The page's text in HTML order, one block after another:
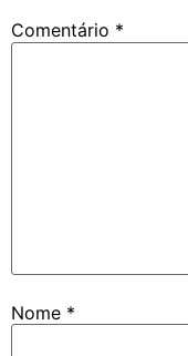
Comentário *
Nome *